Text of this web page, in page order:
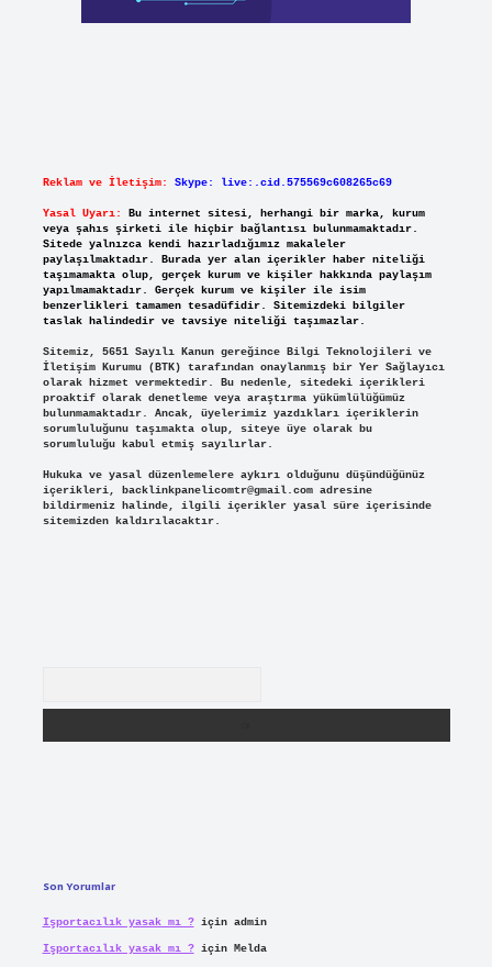
Reklam ve İletişim: Skype: live:.cid.575569c608265c69
Yasal Uyarı:
Bu internet sitesi, herhangi bir marka, kurum
veya şahıs şirketi ile hiçbir bağlantısı bulunmamaktadır.
Sitede yalnızca kendi hazırladığımız makaleler
paylaşılmaktadır. Burada yer alan içerikler haber niteliği
taşımamakta olup, gerçek kurum ve kişiler hakkında paylaşım
yapılmamaktadır. Gerçek kurum ve kişiler ile isim
benzerlikleri tamamen tesadüfidir. Sitemizdeki bilgiler
taslak halindedir ve tavsiye niteliği taşımazlar.
Sitemiz, 5651 Sayılı Kanun gereğince Bilgi Teknolojileri ve
İletişim Kurumu (BTK) tarafından onaylanmış bir Yer Sağlayıcı
olarak hizmet vermektedir. Bu nedenle, sitedeki içerikleri
proaktif olarak denetleme veya araştırma yükümlülüğümüz
bulunmamaktadır. Ancak, üyelerimiz yazdıkları içeriklerin
sorumluluğunu taşımakta olup, siteye üye olarak bu
sorumluluğu kabul etmiş sayılırlar.
Hukuka ve yasal düzenlemelere aykırı olduğunu düşündüğünüz
içerikleri,
backlinkpanelicomtr@gmail.comadresine
bildirmeniz halinde, ilgili içerikler yasal süre içerisinde
sitemizden kaldırılacaktır.
Son Yorumlar
Işportacılık yasak mı ?için admin
Işportacılık yasak mı ?için Melda